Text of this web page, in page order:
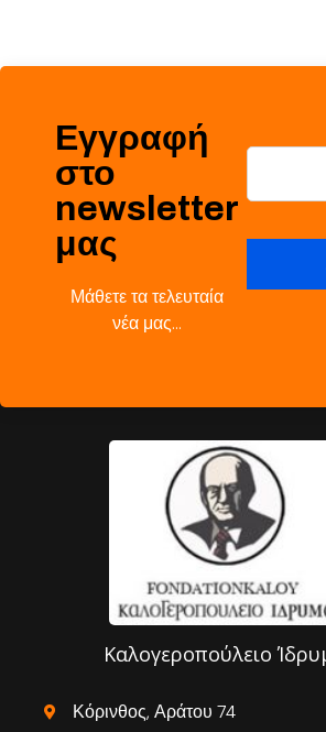
Εγγραφή
στο
newsletter
μας
Μάθετε τα τελευταία
νέα μας…
Καλογεροπούλειο
Κόρινθος, Αράτου 74